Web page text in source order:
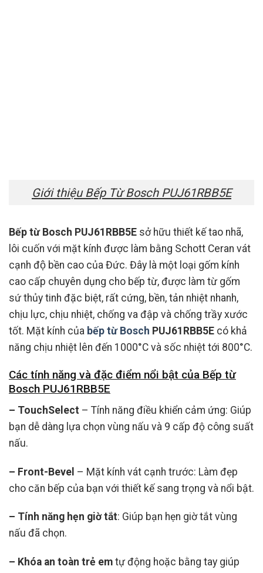
Giới thiệu Bếp Từ Bosch PUJ61RBB5E
Bếp từ Bosch PUJ61RBB5E sở hữu thiết kế tao nhã,
lôi cuốn với mặt kính được làm bằng Schott Ceran vát
cạnh độ bền cao của Đức. Đây là một loại gốm kính
cao cấp chuyên dụng cho bếp từ, được làm từ gốm
sứ thủy tinh đặc biệt, rất cứng, bền, tản nhiệt nhanh,
chịu lực, chịu nhiệt, chống va đập và chống trầy xước
tốt. Mặt kính của bếp từ Bosch PUJ61RBB5E có khả
năng chịu nhiệt lên đến 1000°C và sốc nhiệt tới 800°C.
Các tính năng và đặc điểm nổi bật của Bếp từ
Bosch PUJ61RBB5E
– TouchSelect – Tính năng điều khiển cảm ứng: Giúp
bạn dễ dàng lựa chọn vùng nấu và 9 cấp độ công suất
nấu.
– Front-Bevel – Mặt kính vát cạnh trước: Làm đẹp
cho căn bếp của bạn với thiết kế sang trọng và nổi bật.
– Tính năng hẹn giờ tắt: Giúp bạn hẹn giờ tắt vùng
nấu đã chọn.
– Khóa an toàn trẻ em tự động hoặc bằng tay giúp